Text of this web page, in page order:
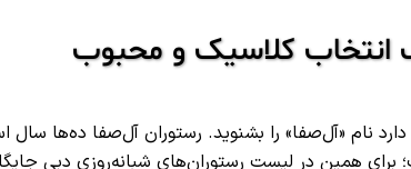
کنید، احتمال زیادی دارد نام «آل‌صفا» را بشنوید. رستوران آل‌صفا ده‌ها
همین در لیست رستوران‌های شبانه‌روزی دبی